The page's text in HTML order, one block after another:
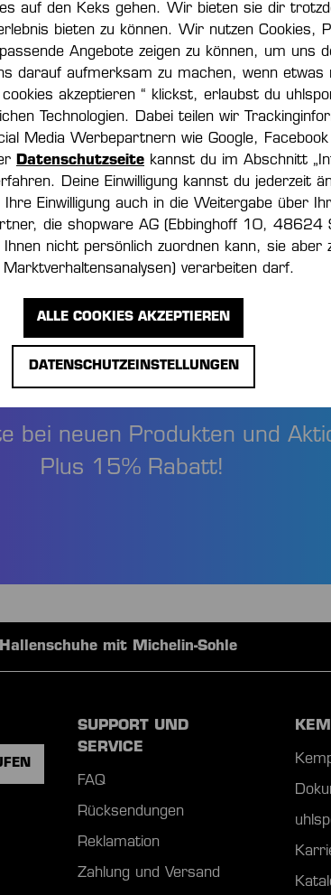
In Kindergrößen verfügbar:
Kollektion:
Material:
Artikelnummer
UND
bei neuen Produkten und
Plus 15% Rabatt!
Hochwertige
SUPPORT UND
SERVICE
FAQ
Rücksendungen
Reklamation
Zahlung und Versand
auf den Keks gehen. Wir bieten sie dir
bieten zu können. Wir nutzen Cookies,
Angebote zeigen zu können, um uns
darauf aufmerksam zu machen, wenn
akzeptieren “ klickst, erlaubst du
Technologien. Dabei teilen wir
Media Werbepartnern wie Google,
Datenschutzseite kannst du im Abschnitt
Deine Einwilligung kannst du jederzeit
Ihre Einwilligung auch in die Weitergabe über
die shopware AG (Ebbinghoff 10, 48624
nicht persönlich zuordnen kann, sie aber
verarbeiten darf.
DATENSCHUTZEINSTELLUNGEN
ALLE COOKIES AKZEPTIEREN